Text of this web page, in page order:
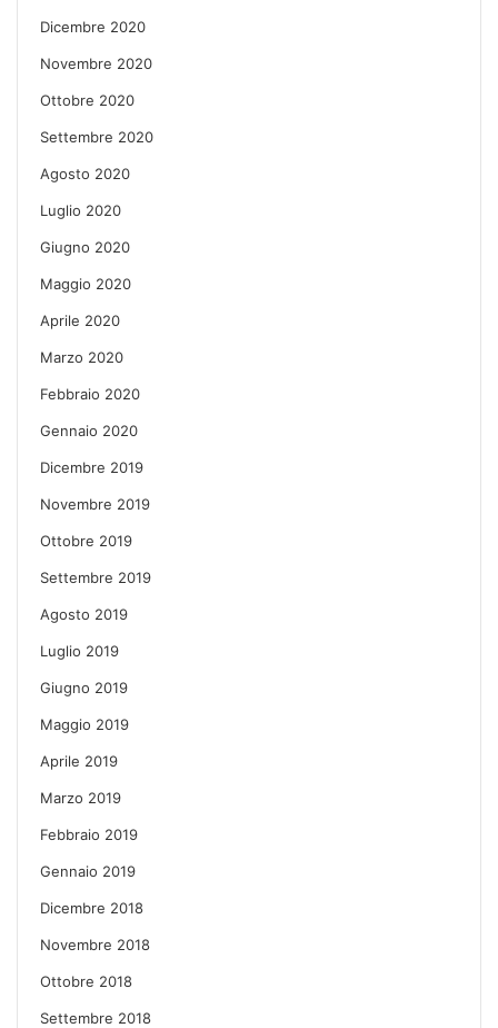
Dicembre 2020
Novembre 2020
Ottobre 2020
Settembre 2020
Agosto 2020
Luglio 2020
Giugno 2020
Maggio 2020
Aprile 2020
Marzo 2020
Febbraio 2020
Gennaio 2020
Dicembre 2019
Novembre 2019
Ottobre 2019
Settembre 2019
Agosto 2019
Luglio 2019
Giugno 2019
Maggio 2019
Aprile 2019
Marzo 2019
Febbraio 2019
Gennaio 2019
Dicembre 2018
Novembre 2018
Ottobre 2018
Settembre 2018